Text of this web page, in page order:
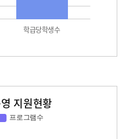
학급당학생수
지원현황